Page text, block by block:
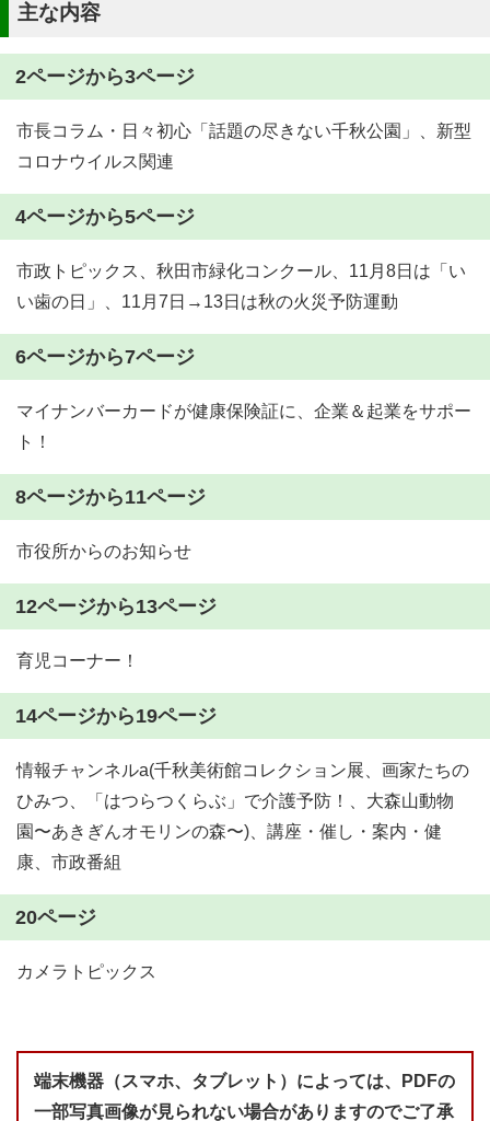
主な内容
2ページから3ページ
市長コラム・日々初心「話題の尽きない千秋公園」、新型
コロナウイルス関連
4ページから5ページ
市政トピックス、秋田市緑化コンクール、11月8日は「い
い歯の日」、11月7日→13日は秋の火災予防運動
6ページから7ページ
マイナンバーカードが健康保険証に、企業＆起業をサポー
ト！
8ページから11ページ
市役所からのお知らせ
12ページから13ページ
育児コーナー！
14ページから19ページ
情報チャンネルa(千秋美術館コレクション展、画家たちの
ひみつ、「はつらつくらぶ」で介護予防！、大森山動物
園〜あきぎんオモリンの森〜)、講座・催し・案内・健
康、市政番組
20ページ
カメラトピックス
端末機器（スマホ、タブレット）によっては、PDFの
一部写真画像が見られない場合がありますのでご了承